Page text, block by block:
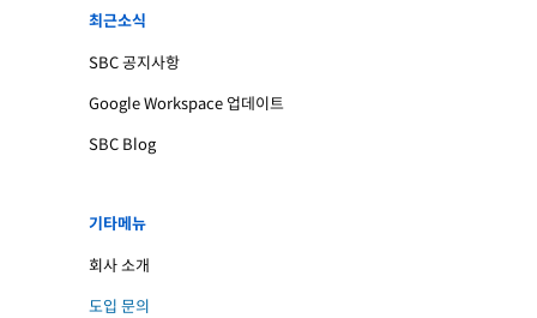
최근소식
SBC 공지사항
Google Workspace 업데이트
SBC Blog
기타메뉴
회사 소개
도입 문의